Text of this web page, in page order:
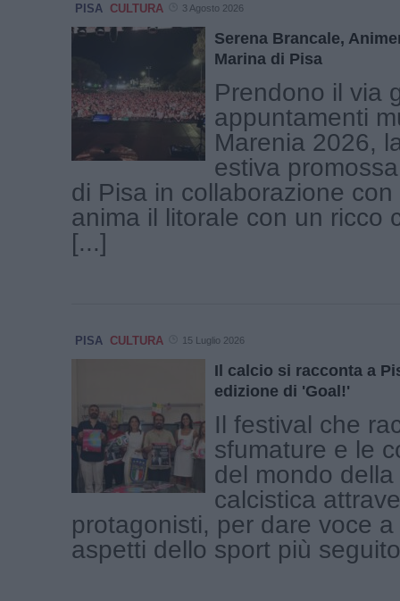
PISA CULTURA 3 Agosto 2026
Serena Brancale,
Marina di Pisa
Prendono il via
appuntamenti
Marenia 2026,
estiva
di Pisa in collaborazione
anima il litorale con un ricco
[...]
PISA CULTURA 15 Luglio 2026
Il calcio si racconta a
edizione di 'Goal!'
Il festival che
sfumature e le
del mondo
calcistica
protagonisti, per dare voce
aspetti dello sport più